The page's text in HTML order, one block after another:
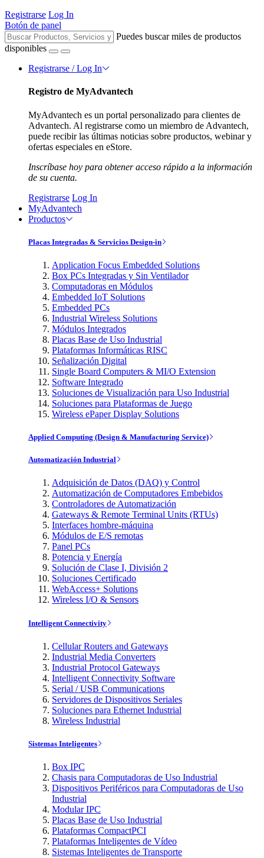
Registrarse Log In
Botón de panel
Puedes buscar miles de productos
disponibles
Registrarse / Log In
Registro de MyAdvantech
MyAdvantech es un portal personalizado para clientes de
Advantech. Al registrarse como un miembro de Advantech,
puede recibir las últimas noticias sobre productos, webinar y
ofertas especiales en eStore.
Inscríbase hoy para obtener acceso rápido a la información
de su cuenta.
Registrarse Log In
MyAdvantech
Productos
Placas Integradas & Servicios Design-in
Application Focus Embedded Solutions
Box PCs Integradas y Sin Ventilador
Computadoras en Módulos
Embedded IoT Solutions
Embedded PCs
Industrial Wireless Solutions
Módulos Integrados
Placas Base de Uso Industrial
Plataformas Informáticas RISC
Señalización Digital
Single Board Computers & MI/O Extension
Software Integrado
Soluciones de Visualización para Uso Industrial
Soluciones para Plataformas de Juego
Wireless ePaper Display Solutions
Applied Computing (Design & Manufacturing Service)
Automatización Industrial
Adquisición de Datos (DAQ) y Control
Automatización de Computadores Embebidos
Controladores de Automatización
Gateways & Remote Terminal Units (RTUs)
Interfaces hombre-máquina
Módulos de E/S remotas
Panel PCs
Potencia y Energía
Solución de Clase I, División 2
Soluciones Certificado
WebAccess+ Solutions
Wireless I/O & Sensors
Intelligent Connectivity
Cellular Routers and Gateways
Industrial Media Converters
Industrial Protocol Gateways
Intelligent Connectivity Software
Serial / USB Communications
Servidores de Dispositivos Seriales
Soluciones para Ethernet Industrial
Wireless Industrial
Sistemas Inteligentes
Box IPC
Chasis para Computadoras de Uso Industrial
Dispositivos Periféricos para Computadoras de Uso
Industrial
Modular IPC
Placas Base de Uso Industrial
Plataformas CompactPCI
Plataformas Inteligentes de Vídeo
Sistemas Inteligentes de Transporte